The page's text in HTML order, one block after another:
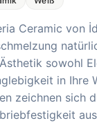
Ceramic von
sowohl
in Ihre
zeichnen sich